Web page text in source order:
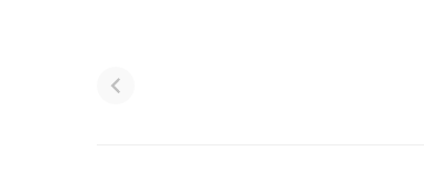
PIS/Pasep iniciam em
fevereiro com novas